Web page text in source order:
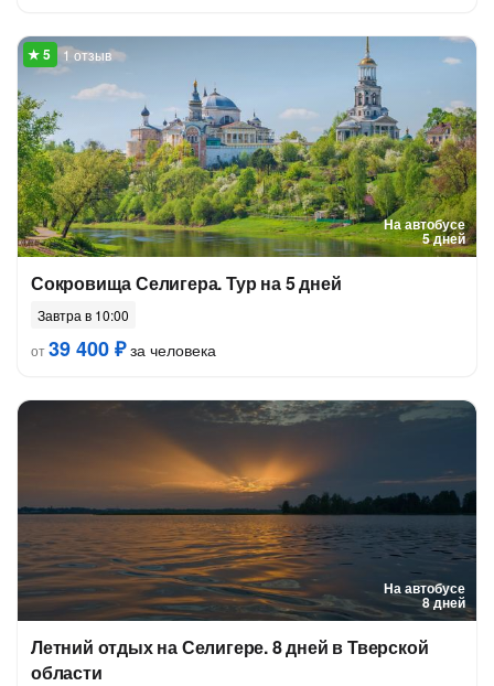
На автобусе
5 дней
1 отзыв
Сокровища Селигера. Тур на 5 дней
Завтра в 10:00
от39 400 ₽за человека
На автобусе
8 дней
Летний отдых на Селигере. 8 дней в Тверской
области